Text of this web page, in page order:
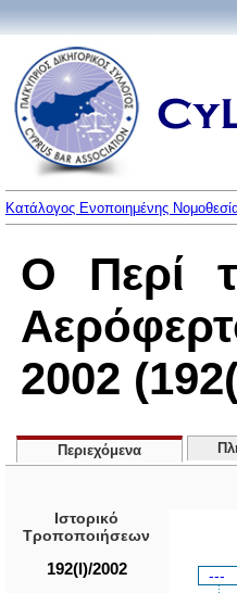
Κατάλογος Ενοποιημένης
Ο Περί
2002
Περιεχόμενα
Ιστορικό
Τροποποιήσεων
192(I)/2002
---